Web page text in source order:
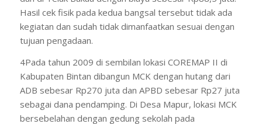
Hasil cek fisik pada kedua bangsal tersebut tidak ada
kegiatan dan sudah tidak dimanfaatkan sesuai dengan
tujuan pengadaan.
4Pada tahun 2009 di sembilan lokasi COREMAP II di
Kabupaten Bintan dibangun MCK dengan hutang dari
ADB sebesar Rp270 juta dan APBD sebesar Rp27 juta
sebagai dana pendamping. Di Desa Mapur, lokasi MCK
bersebelahan dengan gedung sekolah pada